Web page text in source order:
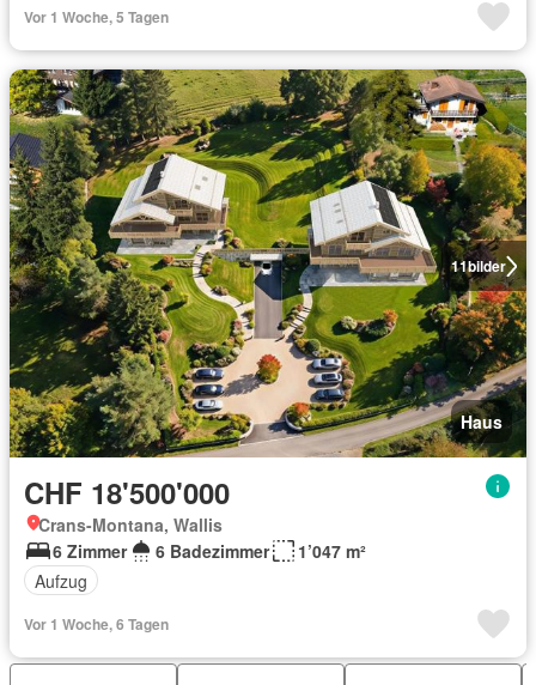
Vor 1 Woche, 5 Tagen
11bilder
Haus
CHF 18'500'000
Crans-Montana, Wallis
6 Zimmer
6 Badezimmer
1’047 m²
Aufzug
Vor 1 Woche, 6 Tagen